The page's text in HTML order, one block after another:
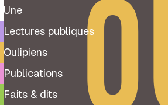
Une
Lectures publiques
Oulipiens
Publications
Faits & dits